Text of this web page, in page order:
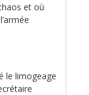
et où
le limogeage